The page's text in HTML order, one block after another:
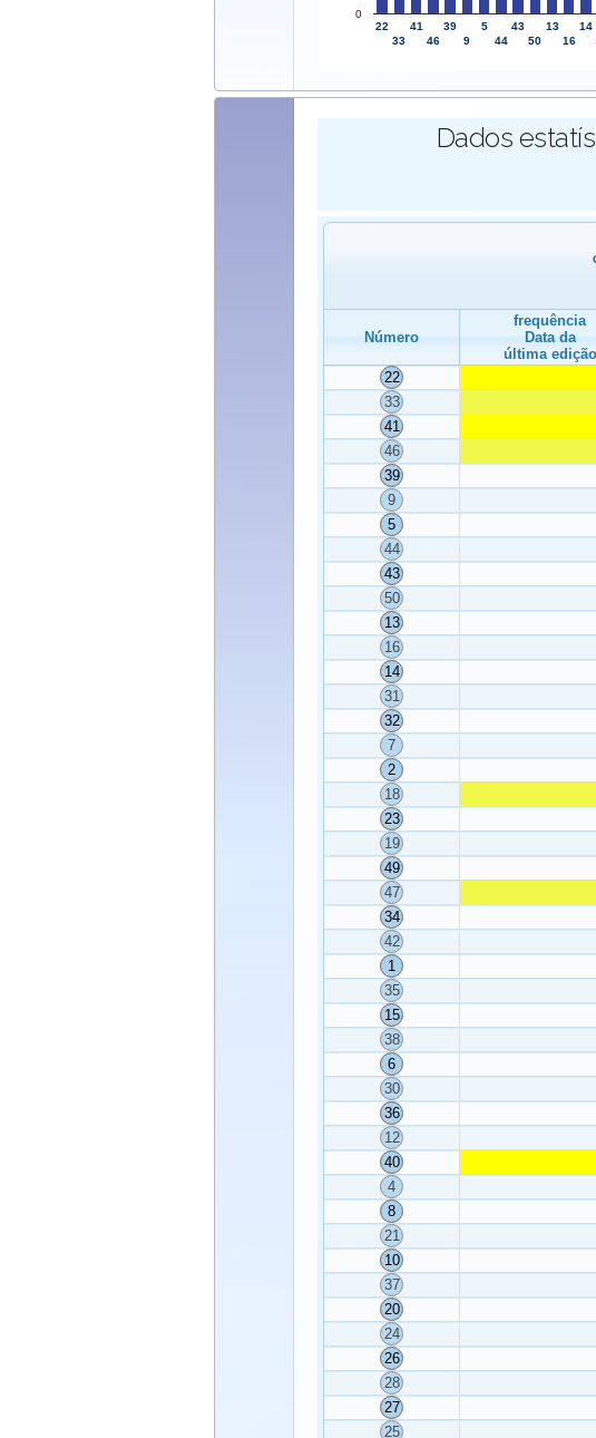
22
33
41
46
39
9
5
44
43
50
13
16
14
0
Dados
Número
frequência
Data da
última edição
22
33
41
46
39
9
5
44
43
50
13
16
14
31
32
7
2
18
23
19
49
47
34
42
1
35
15
38
6
30
36
12
40
4
8
21
10
37
20
24
26
28
27
25